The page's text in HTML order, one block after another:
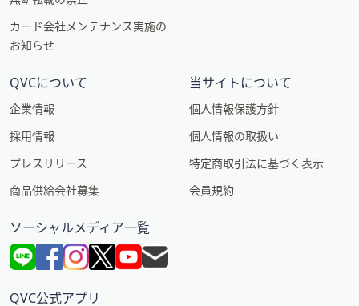
カード会社メンテナンス実施の
お知らせ
QVCについて
企業情報
採用情報
プレスリリース
商品供給会社募集
当サイトについて
個人情報保護方針
個人情報の取扱い
特定商取引法に基づく表示
会員規約
ソーシャルメディア一覧
QVC公式アプリ